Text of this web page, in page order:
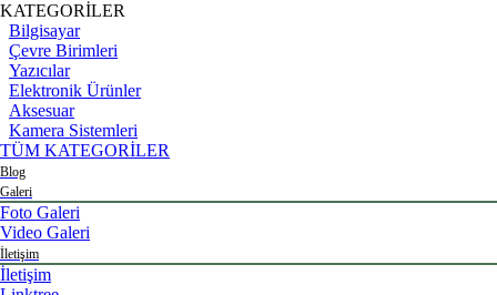
KATEGORİLER
Bilgisayar
Çevre Birimleri
Yazıcılar
Elektronik Ürünler
Aksesuar
Kamera Sistemleri
TÜM KATEGORİLER
Blog
Galeri
Foto Galeri
Video Galeri
İletişim
İletişim